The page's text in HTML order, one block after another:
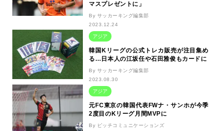
マスプレゼントに」
By サッカーキング編集部
2023.12.24
アジア
韓国Kリーグの公式トレカ販売が注目集め
る…日本人の江坂任や石田雅俊もカードに
By サッカーキング編集部
2023.08.30
アジア
元FC東京の韓国代表FWナ・サンホが今季
2度目のKリーグ月間MVPに
By ピッチコミュニケーションズ